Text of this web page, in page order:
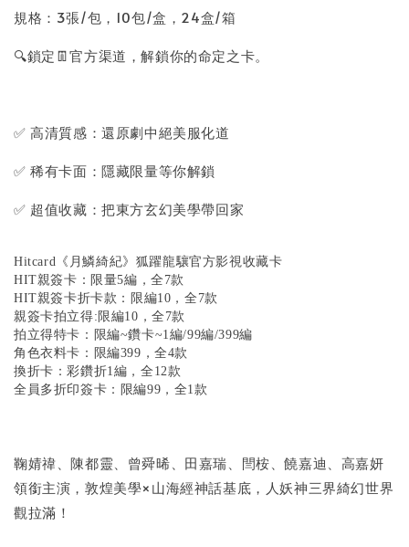
規格：3張/包，10包/盒，24盒/箱
🔍鎖定👖官方渠道，解鎖你的命定之卡。
✅ 高清質感：還原劇中絕美服化道
✅ 稀有卡面：隱藏限量等你解鎖
✅ 超值收藏：把東方玄幻美學帶回家
Hitcard《月鱗綺紀》狐躍龍驤官方影視收藏卡
HIT親簽卡：限量5編，全7款
HIT親簽卡折卡款：限編10，全7款
親簽卡拍立得:限編10，全7款
拍立得特卡：限編~鑽卡~1編/99編/399編
角色衣料卡：限編399，全4款
換折卡：彩鑽折1編，全12款
全員多折印簽卡：限編99，全1款
鞠婧禕、陳都靈、曾舜晞、田嘉瑞、閆桉、饒嘉迪、高嘉妍
領銜主演，敦煌美學×山海經神話基底，人妖神三界綺幻世界
觀拉滿！